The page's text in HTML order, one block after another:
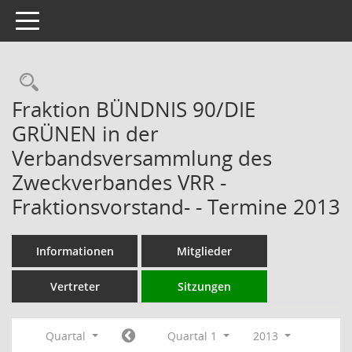
Toggle navigation
Rechercheauswahl
Fraktion BÜNDNIS 90/DIE
GRÜNEN in der
Verbandsversammlung des
Zweckverbandes VRR -
Fraktionsvorstand- - Termine 2013
Informationen Mitglieder
Vertreter Sitzungen
Quartal Quartal 1
2013